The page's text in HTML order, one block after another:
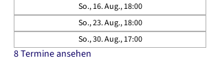
So., 16. Aug., 18:00
So., 23. Aug., 18:00
So., 30. Aug., 17:00
8 Termine ansehen